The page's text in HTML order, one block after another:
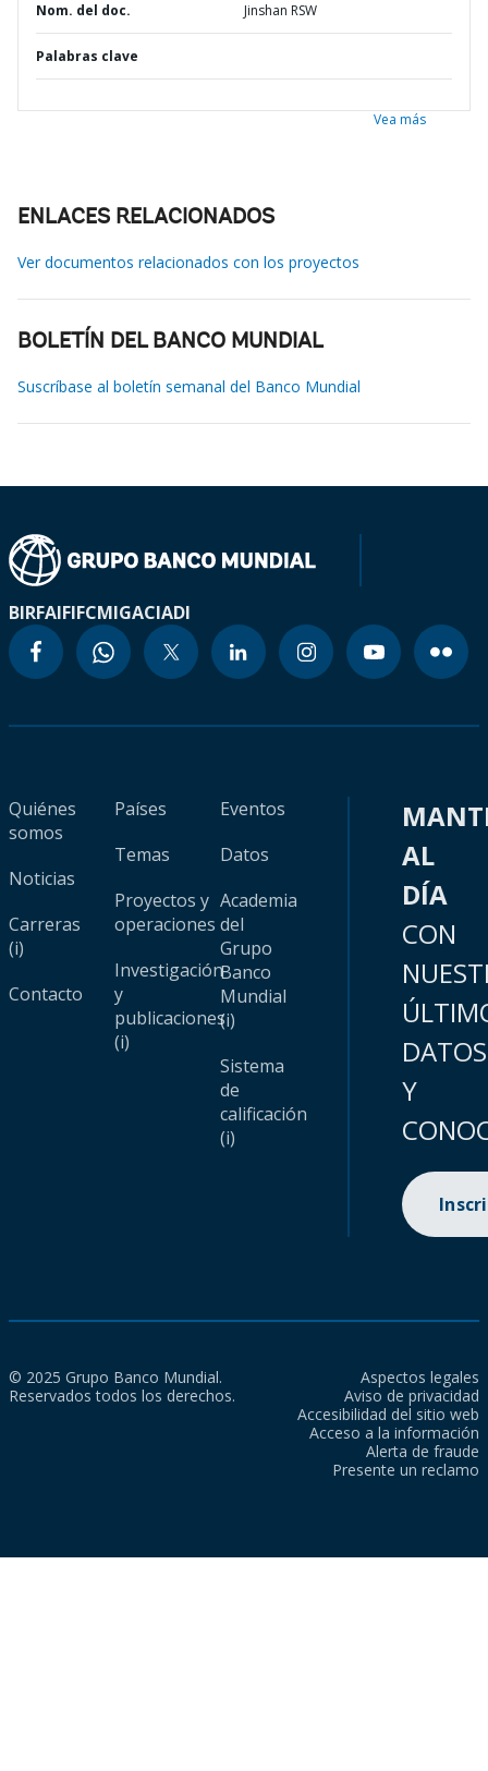
Nom. del doc. Jinshan RSW
Palabras clave
Vea más
ENLACES RELACIONADOS
Ver documentos relacionados con los proyectos
BOLETÍN DEL BANCO MUNDIAL
Suscríbase al boletín semanal del Banco Mundial
BIRFAIFIFCMIGACIADI
Quiénes
somos
Noticias
Carreras
(i)
Contacto
Países
Temas
Proyectos y
operaciones
Investigación
y
publicaciones
(i)
Eventos
Datos
Academia
del
Grupo
Banco
Mundial
(i)
Sistema
de
calificación
(i)
AL
DÍA
CON
DATOS
Y
© 2025 Grupo Banco Mundial.
Reservados todos los derechos.
Aspectos legales
Aviso de privacidad
Accesibilidad del sitio web
Acceso a la información
Alerta de fraude
Presente un reclamo